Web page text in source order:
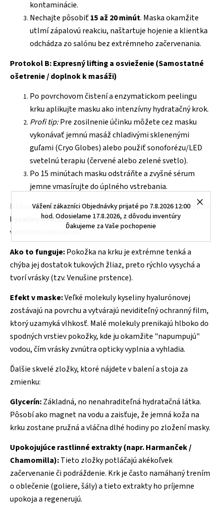
Vážení zákazníci Objednávky prijaté po 7.8.2026 12:00
hod. Odosielame 17.8.2026, z dôvodu inventúry
Ďakujeme za Vaše pochopenie
kontaminácie.
Nechajte pôsobiť15 až 20 minút. Maska okamžite
utlmí zápalovú reakciu, naštartuje hojenie a klientka
odchádza zo salónu bez extrémneho začervenania.
Protokol B: Expresný lifting a osvieženie (Samostatné
ošetrenie / doplnok k masáži)
Po povrchovom čistení a enzymatickom peelingu
krku aplikujte masku ako intenzívny hydratačný krok.
Profi tip:Pre zosilnenie účinku môžete cez masku
vykonávať jemnú masáž chladivými sklenenými
guľami (Cryo Globes) alebo použiť sonoforézu/LED
svetelnú terapiu (červené alebo zelené svetlo).
Po 15 minútach masku odstráňte a zvyšné sérum
jemne vmasírujte do úplného vstrebania.
Hlavnou hviezdou zloženia jekombinácia viacerých typov
kyseliny hyalurónovej(od nízkomolekulárnej po
vysokomolekulárnu).
Ako to funguje:Pokožka na krku je extrémne tenká a
chýba jej dostatok tukových žliaz, preto rýchlo vysychá a
tvorí vrásky (tzv. Venušine prstence).
Efekt v maske:Veľké molekuly kyseliny hyalurónovej
zostávajú na povrchu a vytvárajú neviditeľný ochranný film,
ktorý uzamyká vlhkosť. Malé molekuly prenikajú hlboko do
spodných vrstiev pokožky, kde ju okamžite "napumpujú"
vodou, čím vrásky zvnútra opticky vyplnia a vyhladia.
Ďalšie skvelé zložky, ktoré nájdete v balení a stoja za
zmienku:
Glycerín:Základná, no nenahraditeľná hydratačná látka.
Pôsobí ako magnet na vodu a zaisťuje, že jemná koža na
krku zostane pružná a vláčna dlhé hodiny po zložení masky.
Upokojujúce rastlinné extrakty (napr. Harmanček /
Chamomilla):Tieto zložky potláčajú akékoľvek
začervenanie či podráždenie. Krk je často namáhaný trením
o oblečenie (goliere, šály) a tieto extrakty ho príjemne
upokoja a regenerujú.